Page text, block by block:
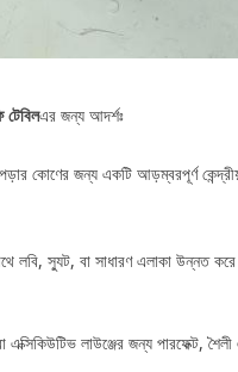
টেবিলএর জন্য আদর্শঃ
কোণের জন্য একটি আড়ম্বরপূর্ণ
লবি, স্যুট, বা সাধারণ এলাকা উন্নত
এক্সিকিউটিভ লাউঞ্জের জন্য পারফেক্ট,